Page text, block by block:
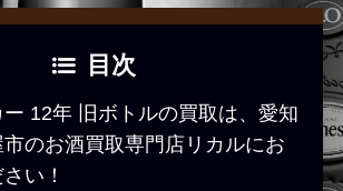
目次
ー 12年 旧ボトルの買取は、愛知
のお酒買取専門店リカルにお
い！